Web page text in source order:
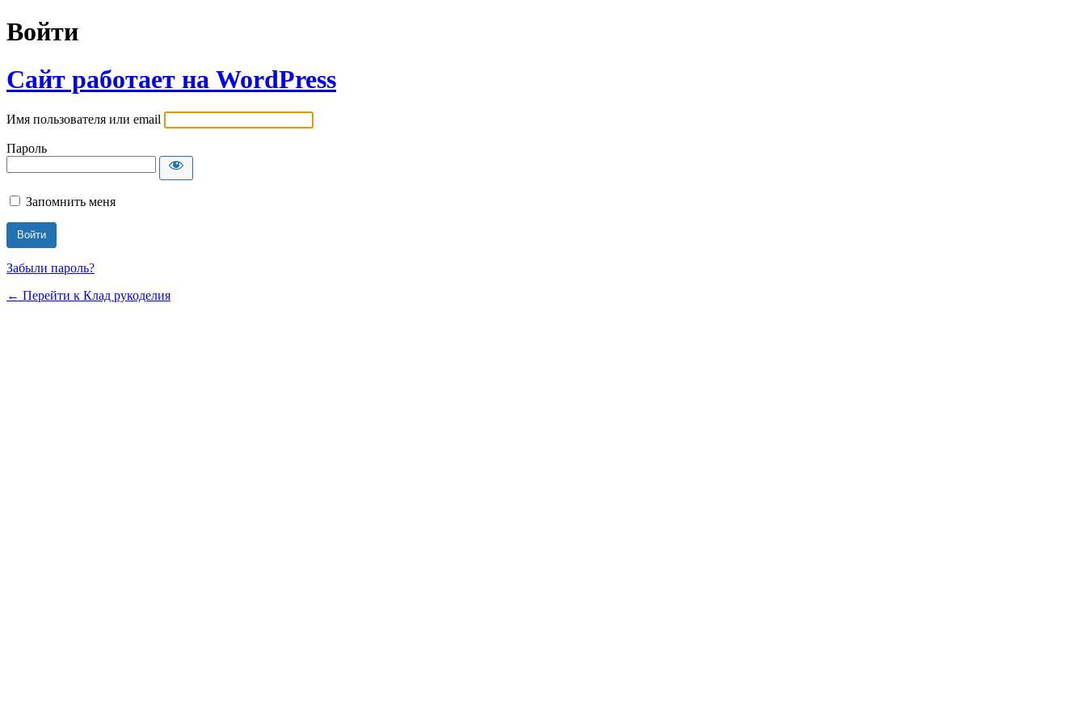
Войти
Сайт работает на WordPress
Имя пользователя или email
Пароль
Запомнить меня
Забыли пароль?
← Перейти к Клад рукоделия